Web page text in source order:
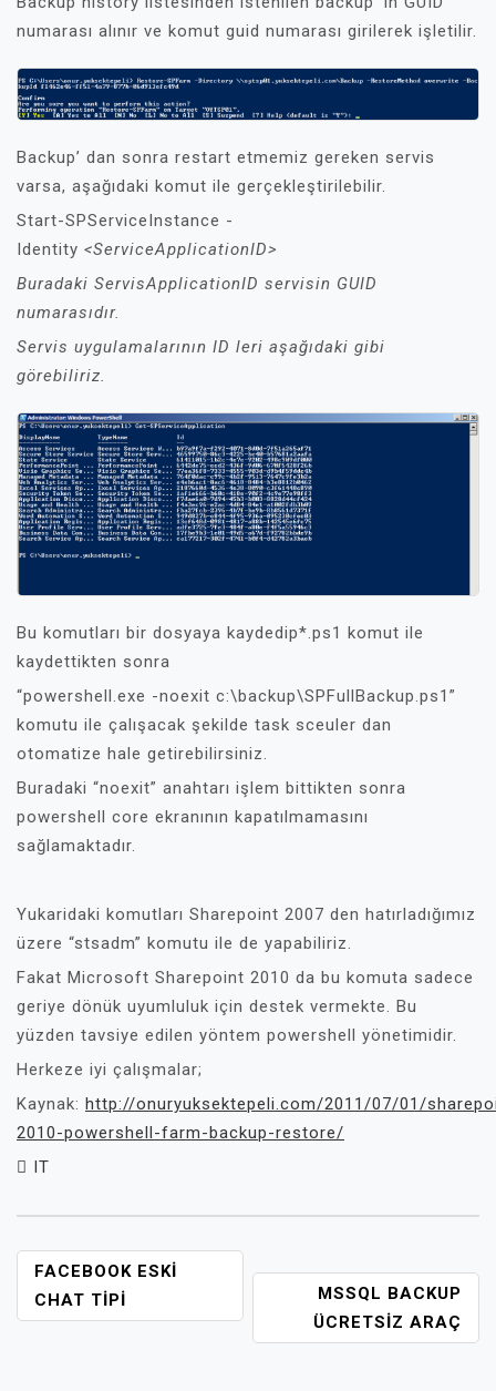
numarası alınır ve komut guid numarası girilerek işletilir.
Backup’ dan sonra restart etmemiz gereken servis
varsa, aşağıdaki komut ile gerçekleştirilebilir.
Start-SPServiceInstance -
Identity <ServiceApplicationID>
Buradaki ServisApplicationID servisin GUID
numarasıdır.
Servis uygulamalarının ID leri aşağıdaki gibi
görebiliriz.
Bu komutları bir dosyaya kaydedip*.ps1 komut ile
kaydettikten sonra
“powershell.exe -noexit c:\backup\SPFullBackup.ps1”
komutu ile çalışacak şekilde task sceuler dan
otomatize hale getirebilirsiniz.
Buradaki “noexit” anahtarı işlem bittikten sonra
powershell core ekranının kapatılmamasını
sağlamaktadır.
Yukaridaki komutları Sharepoint 2007 den hatırladığımız
üzere “stsadm” komutu ile de yapabiliriz.
Fakat Microsoft Sharepoint 2010 da bu komuta sadece
geriye dönük uyumluluk için destek vermekte. Bu
yüzden tavsiye edilen yöntem powershell yönetimidir.
Herkeze iyi çalışmalar;
Kaynak: http://onuryuksektepeli.com/2011/07/01/
2010-powershell-farm-backup-restore/
IT
YAZI
GEZINMESI
FACEBOOK ESKI
CHAT TIPI
MSSQL BACKUP
ÜCRETSIZ ARAÇ